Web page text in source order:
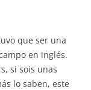
que ser una
en inglés.
si sois unas
lo saben, este